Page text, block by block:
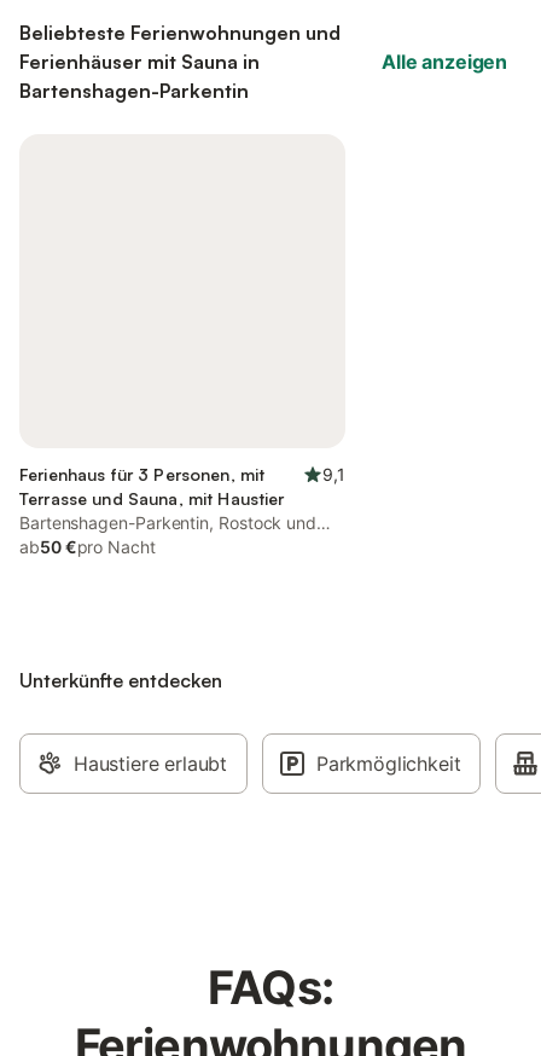
Beliebteste Ferienwohnungen und
Ferienhäuser mit Sauna in
Bartenshagen-Parkentin
Alle anzeigen
Ferienhaus für 3 Personen, mit
Terrasse und Sauna, mit Haustier
9,1
Bartenshagen-Parkentin, Rostock und
Umgebung
ab50 €pro Nacht
Unterkünfte entdecken
Haustiere erlaubt Parkmöglichkeit
FAQs: